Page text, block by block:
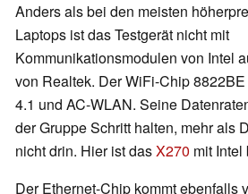
Anders als bei den meisten
Laptops ist das Testgerät nicht mit
Kommunikationsmodulen von Intel
von Realtek. Der WiFi-Chip
4.1 und AC-WLAN. Seine
der Gruppe Schritt halten, mehr als
nicht drin. Hier ist dasX270 mit Intel
Der Ethernet-Chip kommt ebenfalls